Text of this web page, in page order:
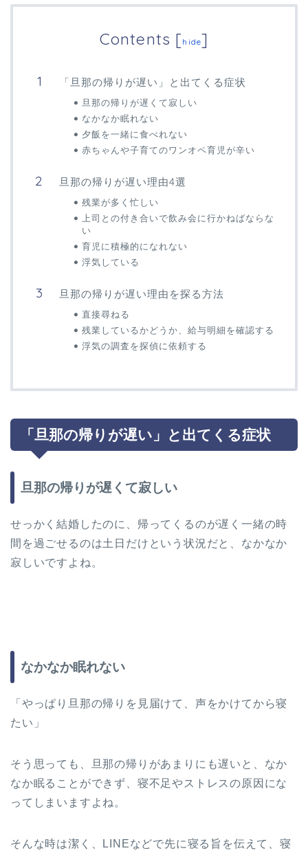
Contents [hide]
「旦那の帰りが遅い」と出てくる症状
旦那の帰りが遅くて寂しい
なかなか眠れない
夕飯を一緒に食べれない
赤ちゃんや子育てのワンオペ育児が辛い
旦那の帰りが遅い理由4選
残業が多く忙しい
上司との付き合いで飲み会に行かねばならな
い
育児に積極的になれない
浮気している
旦那の帰りが遅い理由を探る方法
直接尋ねる
残業しているかどうか、給与明細を確認する
浮気の調査を探偵に依頼する
「旦那の帰りが遅い」と出てくる症状
旦那の帰りが遅くて寂しい
せっかく結婚したのに、帰ってくるのが遅く一緒の時
間を過ごせるのは土日だけという状況だと、なかなか
寂しいですよね。
なかなか眠れない
「やっぱり旦那の帰りを見届けて、声をかけてから寝
たい」
そう思っても、旦那の帰りがあまりにも遅いと、なか
なか眠ることができず、寝不足やストレスの原因にな
ってしまいますよね。
そんな時は潔く、LINEなどで先に寝る旨を伝えて、寝